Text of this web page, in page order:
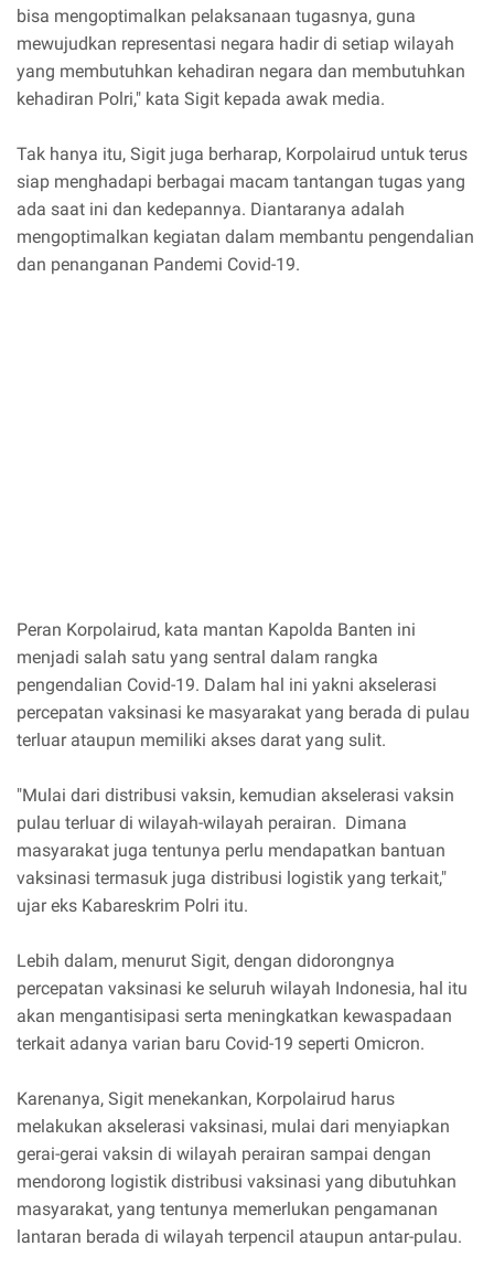
bisa mengoptimalkan pelaksanaan tugasnya, guna
mewujudkan representasi negara hadir di setiap wilayah
yang membutuhkan kehadiran negara dan membutuhkan
kehadiran Polri," kata Sigit kepada awak media.
Tak hanya itu, Sigit juga berharap, Korpolairud untuk terus
siap menghadapi berbagai macam tantangan tugas yang
ada saat ini dan kedepannya. Diantaranya adalah
mengoptimalkan kegiatan dalam membantu pengendalian
dan penanganan Pandemi Covid-19.
Peran Korpolairud, kata mantan Kapolda Banten ini
menjadi salah satu yang sentral dalam rangka
pengendalian Covid-19. Dalam hal ini yakni akselerasi
percepatan vaksinasi ke masyarakat yang berada di pulau
terluar ataupun memiliki akses darat yang sulit.
"Mulai dari distribusi vaksin, kemudian akselerasi vaksin
pulau terluar di wilayah-wilayah perairan. Dimana
masyarakat juga tentunya perlu mendapatkan bantuan
vaksinasi termasuk juga distribusi logistik yang terkait,"
ujar eks Kabareskrim Polri itu.
Lebih dalam, menurut Sigit, dengan didorongnya
percepatan vaksinasi ke seluruh wilayah Indonesia, hal itu
akan mengantisipasi serta meningkatkan kewaspadaan
terkait adanya varian baru Covid-19 seperti Omicron.
Karenanya, Sigit menekankan, Korpolairud harus
melakukan akselerasi vaksinasi, mulai dari menyiapkan
gerai-gerai vaksin di wilayah perairan sampai dengan
mendorong logistik distribusi vaksinasi yang dibutuhkan
masyarakat, yang tentunya memerlukan pengamanan
lantaran berada di wilayah terpencil ataupun antar-pulau.